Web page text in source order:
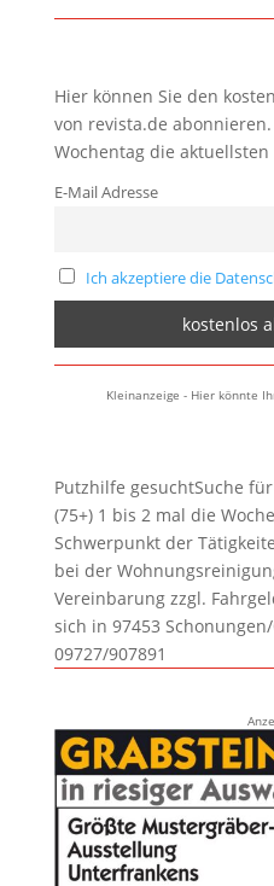
Hier können Sie den
von revista.de
Wochentag die
E-Mail Adresse
Ich akzeptiere die
Kleinanzeige - Hier könnte
Putzhilfe gesuchtSuche
(75+) 1 bis 2 mal die
Schwerpunkt der
bei der
Vereinbarung zzgl.
sich in 97453
09727/907891